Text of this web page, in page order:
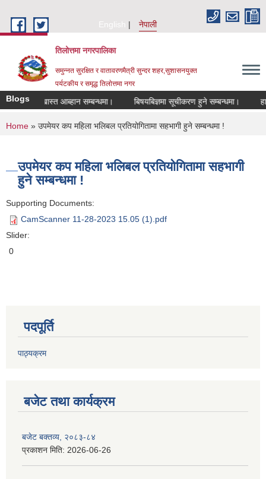
English
नेपाली
तिलोत्तमा नगरपालिका
समुन्नत सुरक्षित र वातावरणमैत्री सुन्दर शहर,सुशासनयुक्त
पर्यटकीय र समृद्ध तिलाेत्तमा नगर
Blogs
दरखास्त आब्हान सम्बन्धमा। बिषयबिज्ञमा सूचीकरण हुने सम्बन्धमा।
You are here
Home » उपमेयर कप महिला भलिबल प्रतियोगितामा सहभागी हुने सम्बन्धमा !
उपमेयर कप महिला भलिबल प्रतियोगितामा सहभागी
हुने सम्बन्धमा !
Supporting Documents:
CamScanner 11-28-2023 15.05 (1).pdf
Slider:
0
पदपूर्ति
पाठ्यक्रम
बजेट तथा कार्यक्रम
बजेट बक्तव्य, २०८३-८४
प्रकाशन मिति: 2026-06-26